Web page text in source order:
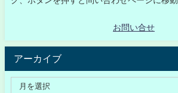
お問い合せ
アーカイブ